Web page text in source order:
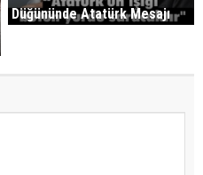
Düğününde Atatürk Mesajı